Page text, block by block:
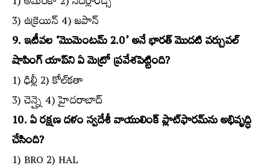
3) ఉక్రెయిన్‌ 4) జపాన్‌
9. ఇటీవల ‘మొమెంటమ్‌ 2.0’ అనే భారత్‌ మొదటి వర్చువల్‌
షాపింగ్‌ యాప్‌ని ఏ మెట్రో ప్రవేశపెట్టింది?
1) ఢిల్లీ 2) కోల్‌కతా
3) చెన్నై 4) హైదరాబాద్‌
10. ఏ రక్షణ దళం స్వదేశీ వాయులింక్‌ ప్లాట్‌ఫారమ్‌ను అభివృద్ధి
చేసింది?